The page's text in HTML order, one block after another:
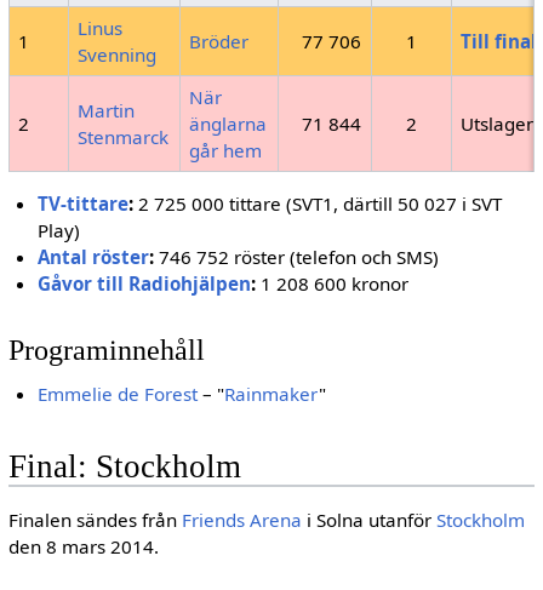
1
Linus
Svenning
Bröder 77 706 1 Till final
2
Martin
Stenmarck
När
änglarna
går hem
71 844 2 Utslagen
TV-tittare: 2 725 000 tittare (SVT1, därtill 50 027 i SVT
Play)
Antal röster: 746 752 röster (telefon och SMS)
Gåvor till Radiohjälpen: 1 208 600 kronor
Programinnehåll
Emmelie de Forest– "Rainmaker"
Final: Stockholm
Finalen sändes från Friends Arena i Solna utanför Stockholm
den 8 mars 2014.